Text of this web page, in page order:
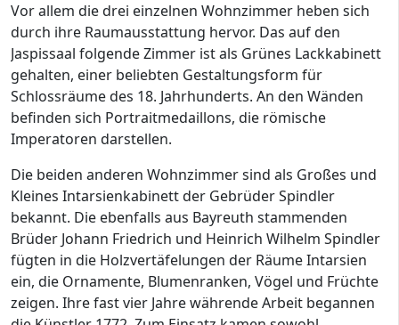
Vor allem die drei einzelnen Wohnzimmer heben sich
durch ihre Raumausstattung hervor. Das auf den
Jaspissaal folgende Zimmer ist als Grünes Lackkabinett
gehalten, einer beliebten Gestaltungsform für
Schlossräume des 18. Jahrhunderts. An den Wänden
befinden sich Portraitmedaillons, die römische
Imperatoren darstellen.
Die beiden anderen Wohnzimmer sind als Großes und
Kleines Intarsienkabinett der Gebrüder Spindler
bekannt. Die ebenfalls aus Bayreuth stammenden
Brüder Johann Friedrich und Heinrich Wilhelm Spindler
fügten in die Holzvertäfelungen der Räume Intarsien
ein, die Ornamente, Blumenranken, Vögel und Früchte
zeigen. Ihre fast vier Jahre währende Arbeit begannen